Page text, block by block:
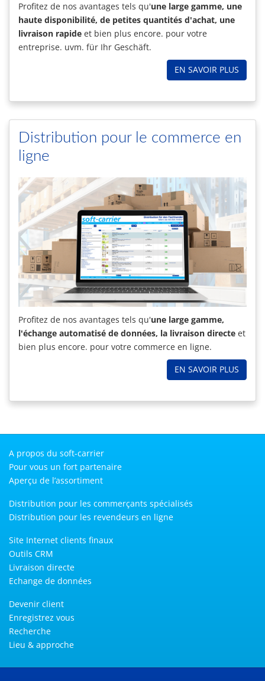
Profitez de nos avantages tels qu'une large gamme, une
haute disponibilité, de petites quantités d'achat, une
livraison rapide et bien plus encore. pour votre
entreprise. uvm. für Ihr Geschäft.
EN SAVOIR PLUS
Distribution pour le commerce en
ligne
Profitez de nos avantages tels qu'une large gamme,
l'échange automatisé de données, la livraison directe et
bien plus encore. pour votre commerce en ligne.
EN SAVOIR PLUS
A propos du soft-carrier
Pour vous un fort partenaire
Aperçu de l’assortiment
Distribution pour les commerçants spécialisés
Distribution pour les revendeurs en ligne
Site Internet clients finaux
Outils CRM
Livraison directe
Echange de données
Devenir client
Enregistrez vous
Recherche
Lieu & approche